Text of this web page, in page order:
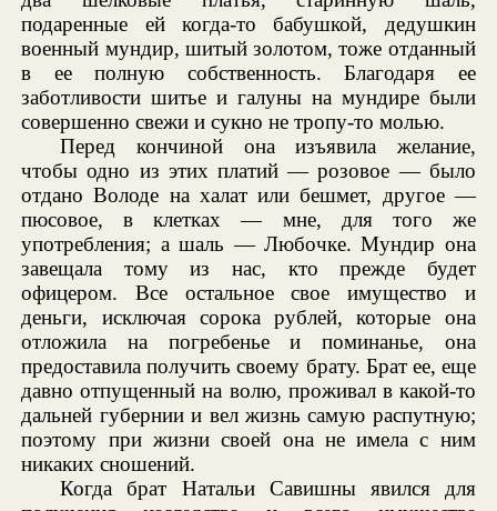
подаренные ей когда-то бабушкой, дедушкин
военный мундир, шитый золотом, тоже отданный
в ее полную собственность. Благодаря ее
заботливости шитье и галуны на мундире были
совершенно свежи и сукно не тропу-то молью.
Перед кончиной она изъявила желание,
чтобы одно из этих платий — розовое — было
отдано Володе на халат или бешмет, другое —
пюсовое, в клетках — мне, для того же
употребления; а шаль — Любочке. Мундир она
завещала тому из нас, кто прежде будет
офицером. Все остальное свое имущество и
деньги, исключая сорока рублей, которые она
отложила на погребенье и поминанье, она
предоставила получить своему брату. Брат ее, еще
давно отпущенный на волю, проживал в какой-то
дальней губернии и вел жизнь самую распутную;
поэтому при жизни своей она не имела с ним
никаких сношений.
Когда брат Натальи Савишны явился для